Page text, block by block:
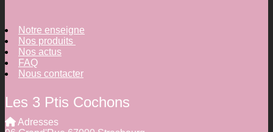
Notre enseigne
Nos produits
Nos actus
FAQ
Nous contacter
Les 3 Ptis Cochons
Adresses